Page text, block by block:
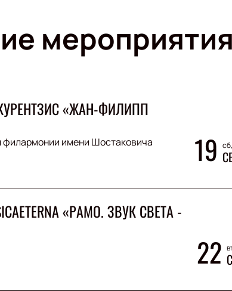
мероприятия
КУРЕНТЗИС «ЖАН-ФИЛИПП
филармонии имени Шостаковича 19
«РАМО. ЗВУК СВЕТА -
22